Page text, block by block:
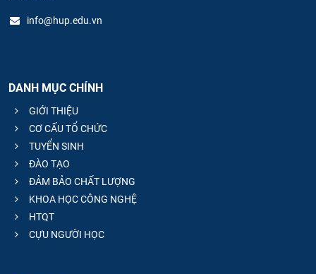
info@hup.edu.vn
DANH MỤC CHÍNH
GIỚI THIỆU
CƠ CẤU TỔ CHỨC
TUYỂN SINH
ĐÀO TẠO
ĐẢM BẢO CHẤT LƯỢNG
KHOA HỌC CÔNG NGHỆ
HTQT
CỰU NGƯỜI HỌC